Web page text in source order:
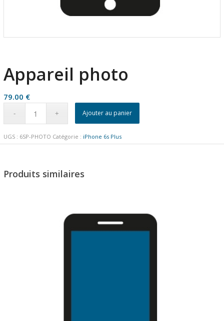
Appareil photo
79.00 €
Ajouter au panier
UGS : 6SP-PHOTO Catégorie : iPhone 6s Plus
Produits similaires